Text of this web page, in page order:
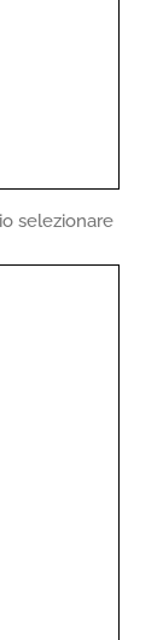
selezionare